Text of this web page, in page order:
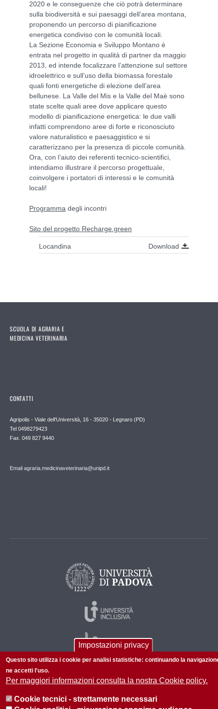
2020 e le conseguenze che ciò potrà determinare
sulla biodiversità e sui paesaggi dell’area montana,
proponendo un percorso di pianificazione
energetica condiviso con le comunità locali.
La Sezione Economia e Sviluppo Montano è
entrata nel progetto in qualità di partner da maggio
2013, ed intende focalizzare l’attenzione sul settore
idroelettrico e sull’uso della biomassa forestale
quali fonti energetiche di elezione dell’area
bellunese. La Valle del Mis e la Valle del Maè sono
state scelte quali aree dove applicare questo
modello di pianificazione energetica: le due valli
infatti comprendono aree di forte e riconosciuto
valore naturalistico e paesaggistico e si
caratterizzano per la presenza di piccole comunità.
Ora, con l’aiuto dei referenti tecnico-scientifici,
intendiamo illustrare il percorso progettuale,
coinvolgere i portatori di interessi e le comunità
locali!
Programma degli incontri
Sito del progetto Recharge.green
Locandina Download
SCUOLA DI AGRARIA E
MEDICINA VETERINARIA
CONTATTI
Agripolis - Viale dell'Università, 16 - 35020 - Legnaro (PD)
Tel 0498279423
Fax. 049 827 9440
Email agraria.medicinaveterinaria@unipd.it
© 2026 Università di Padova - Tutti i diritti riservati
P.I. 00742430283 C.F. 80006480281
Impostazioni privacy
Questo sito utilizza i cookie per analisi statistiche: continuando la
ne accetti l'uso.
Per maggiori informazioni consulta la nostra Cookie policy.
Cookie tecnici - strettamente necessari